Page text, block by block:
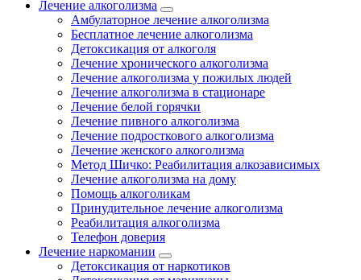
Лечение алкоголизма
Амбулаторное лечение алкоголизма
Бесплатное лечение алкоголизма
Детоксикация от алкоголя
Лечение хронического алкоголизма
Лечение алкоголизма у пожилых людей
Лечение алкоголизма в стационаре
Лечение белой горячки
Лечение пивного алкоголизма
Лечение подросткового алкоголизма
Лечение женского алкоголизма
Метод Шичко: Реабилитация алкозависимых
Лечение алкоголизма на дому
Помощь алкоголикам
Принудительное лечение алкоголизма
Реабилитация алкоголизма
Телефон доверия
Лечение наркомании
Детоксикация от наркотиков